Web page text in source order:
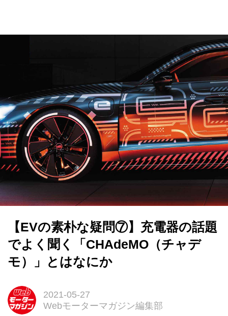
【EVの素朴な疑問⑦】充電器の話題
でよく聞く「CHAdeMO（チャデ
モ）」とはなにか
2021-05-27
Webモーターマガジン編集部